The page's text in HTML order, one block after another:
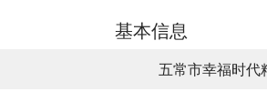
基本信息
五常市幸福时代